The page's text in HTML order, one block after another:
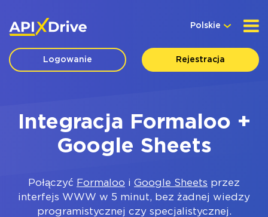
Polskie
Logowanie Rejestracja
Integracja Formaloo +
Google Sheets
Połączyć Formaloo i Google Sheets przez
interfejs WWW w 5 minut, bez żadnej wiedzy
programistycznej czy specjalistycznej.